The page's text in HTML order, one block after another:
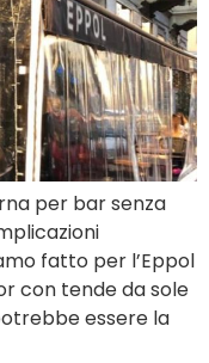
per bar senza
fatto per l’Eppol
con tende da sole
essere la